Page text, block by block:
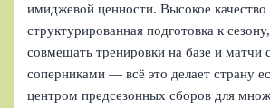
имиджевой ценности. Высокое качество
структурированная подготовка к
совмещать тренировки на базе и матчи
соперниками — всё это делает страну
центром предсезонных сборов для